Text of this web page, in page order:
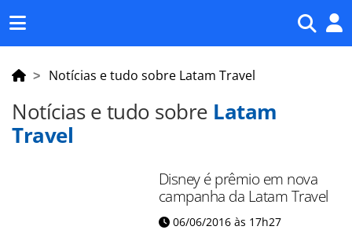
Menu
Principal
Notícias e tudo sobre Latam Travel
Notícias e tudo sobre Latam
Travel
Disney é prêmio em nova
campanha da Latam Travel
06/06/2016 às 17h27